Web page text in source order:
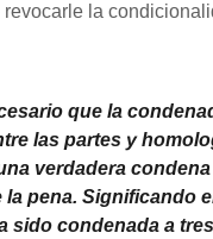
la
que la
las partes y
verdadera
la pena. Significando
sido condenada a